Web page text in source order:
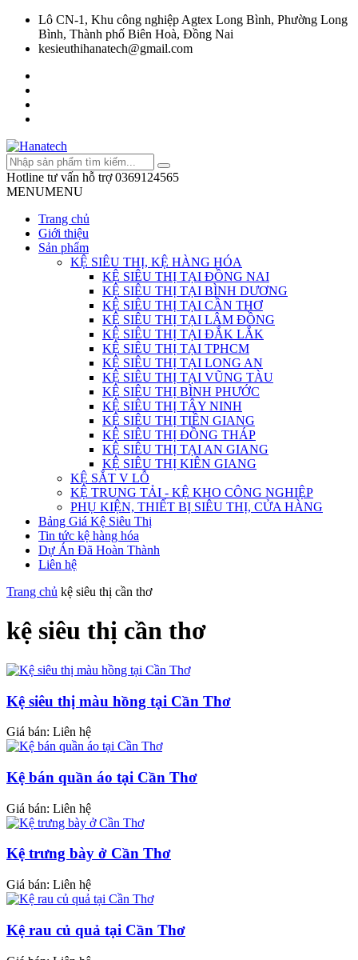
Lô CN-1, Khu công nghiệp Agtex Long Bình, Phường Long
Bình, Thành phố Biên Hoà, Đồng Nai
kesieuthihanatech@gmail.com
Hotline tư vấn hỗ trợ 0369124565
MENUMENU
Trang chủ
Giới thiệu
Sản phẩm
KỆ SIÊU THỊ, KỆ HÀNG HÓA
KỆ SIÊU THỊ TẠI ĐỒNG NAI
KỆ SIÊU THỊ TẠI BÌNH DƯƠNG
KỆ SIÊU THỊ TẠI CẦN THƠ
KỆ SIÊU THỊ TẠI LÂM ĐỒNG
KỆ SIÊU THỊ TẠI ĐẮK LẮK
KỆ SIÊU THỊ TẠI TPHCM
KỆ SIÊU THỊ TẠI LONG AN
KỆ SIÊU THỊ TẠI VŨNG TÀU
KỆ SIÊU THỊ BÌNH PHƯỚC
KỆ SIÊU THỊ TÂY NINH
KỆ SIÊU THỊ TIỀN GIANG
KỆ SIÊU THỊ ĐỒNG THÁP
KỆ SIÊU THỊ TẠI AN GIANG
KỆ SIÊU THỊ KIÊN GIANG
KỆ SẮT V LỖ
KỆ TRUNG TẢI - KỆ KHO CÔNG NGHIỆP
PHỤ KIỆN, THIẾT BỊ SIÊU THỊ, CỬA HÀNG
Bảng Giá Kệ Siêu Thị
Tin tức kệ hàng hóa
Dự Án Đã Hoàn Thành
Liên hệ
Trang chủ kệ siêu thị cần thơ
kệ siêu thị cần thơ
Kệ siêu thị màu hồng tại Cần Thơ
Giá bán: Liên hệ
Kệ bán quần áo tại Cần Thơ
Giá bán: Liên hệ
Kệ trưng bày ở Cần Thơ
Giá bán: Liên hệ
Kệ rau củ quả tại Cần Thơ